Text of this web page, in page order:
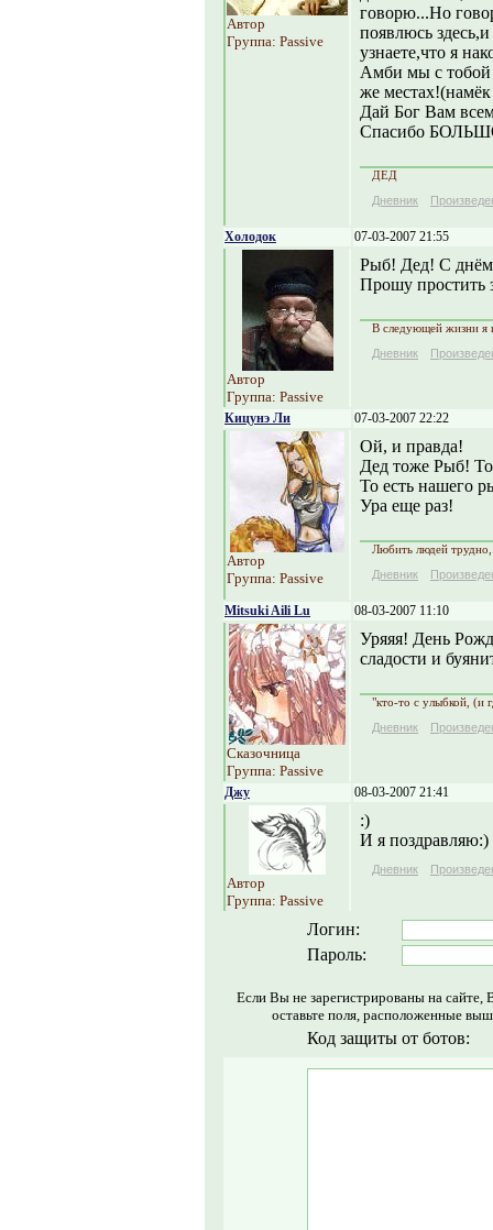
Автор
Группа: Passive
говорю...Но
появлюсь
узнаете,что я
Амби мы с
же
Дай Бог Вам всем
Спасибо
ДЕД
Дневник
Холодок 07-03-2007 21:55
Автор
Группа: Passive
Рыб! Дед! С
Прошу простить
В следующей жизни я
Дневник
Кицунэ Ли 07-03-2007 22:22
Автор
Группа: Passive
Ой, и правда!
Дед тоже Рыб!
То есть нашего
Ура еще раз!
Любить людей
Дневник
Mitsuki Aili Lu 08-03-2007 11:10
Сказочница
Группа: Passive
Уряяя! День
сладости и
"кто-то с улыбкой, (и
Дневник
Джу 08-03-2007 21:41
Автор
Группа: Passive
:)
И я поздравляю:)
Дневник
Логин:
Пароль:
Если Вы не зарегистрированы на
оставьте поля, расположенные
Код защиты от ботов: